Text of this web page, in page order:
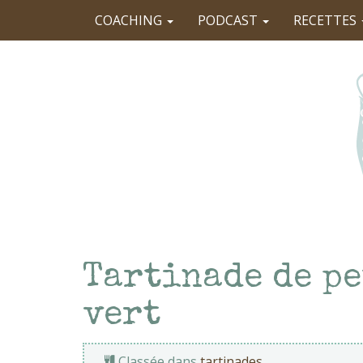
COACHING PODCAST RECETTES
Tartinade de
vert